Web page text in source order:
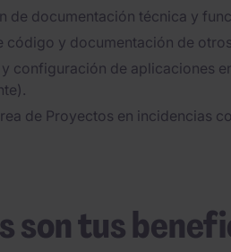
de documentación técnica y
código y documentación de
configuración de aplicaciones
de Proyectos en incidencias
son tus